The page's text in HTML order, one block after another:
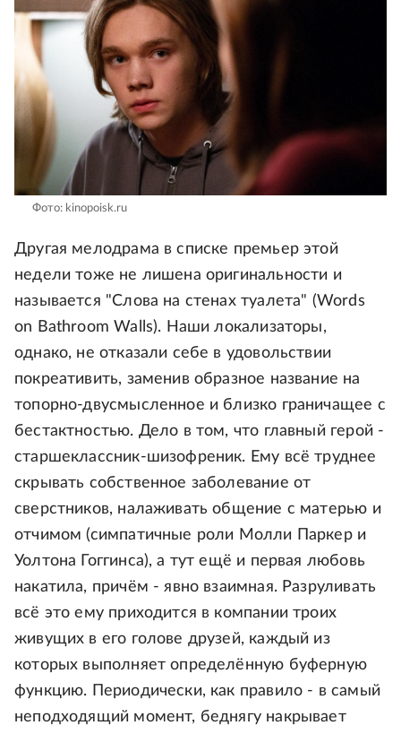
Фото: kinopoisk.ru
Другая мелодрама в списке премьер этой
недели тоже не лишена оригинальности и
называется "Слова на стенах туалета" (Words
on Bathroom Walls). Наши локализаторы,
однако, не отказали себе в удовольствии
покреативить, заменив образное название на
топорно-двусмысленное и близко граничащее с
бестактностью. Дело в том, что главный герой -
старшеклассник-шизофреник. Ему всё труднее
скрывать собственное заболевание от
сверстников, налаживать общение с матерью и
отчимом (симпатичные роли Молли Паркер и
Уолтона Гоггинса), а тут ещё и первая любовь
накатила, причём - явно взаимная. Разруливать
всё это ему приходится в компании троих
живущих в его голове друзей, каждый из
которых выполняет определённую буферную
функцию. Периодически, как правило - в самый
неподходящий момент, беднягу накрывает